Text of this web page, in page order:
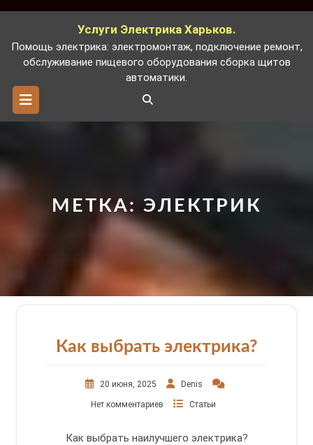
Услуги Электрика Харьков.
Помощь электрика: электромонтаж, подключение ремонт,
обслуживание пищевого оборудования сборка щитов
автоматики.
МЕТКА: ЭЛЕКТРИК
Как выбрать электрика?
20 июня, 2025 Denis
Нет комментариев Статьи
Как выбрать наилучшего электрика?